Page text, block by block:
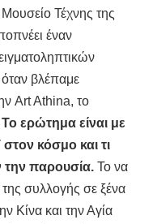
Τέχνης της
έναν
όταν βλέπαμε
Art Athina, το
To ερώτημα είναι με
κόσμο και τι
την παρουσία. Το να
συλλογής σε ξένα
Κίνα και την Αγία